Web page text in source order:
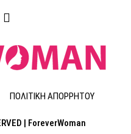
I
t
a
r
aΠΟΛΙΤΙΚΗ ΑΠΟΡΡΗΤΟΥ
| ForeverWoman